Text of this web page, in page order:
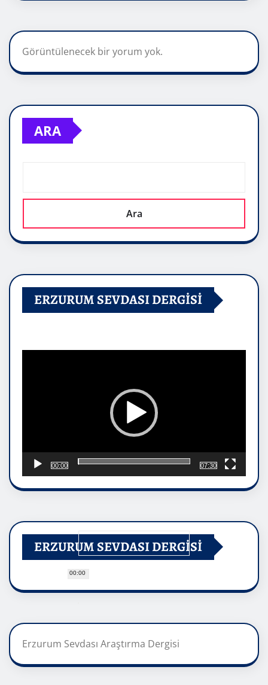
Görüntülenecek bir yorum yok.
ARA
Ara
ERZURUM SEVDASI DERGİSİ
00:00
00:00
07:30
ERZURUM SEVDASI DERGİSİ
Erzurum Sevdası Araştırma Dergisi